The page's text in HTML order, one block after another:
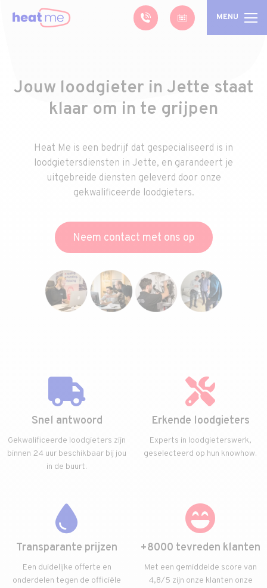
MENU
Jouw loodgieter in Jette staat
klaar om in te grijpen
Heat Me is een bedrijf dat gespecialiseerd is in
loodgietersdiensten in Jette, en garandeert je
uitgebreide diensten geleverd door onze
gekwalificeerde loodgieters.
Neem contact met ons op
Snel antwoord
Gekwalificeerde loodgieters zijn
binnen 24 uur beschikbaar bij jou
in de buurt.
Erkende loodgieters
Experts in loodgieterswerk,
geselecteerd op hun knowhow.
Transparante prijzen
Een duidelijke offerte en
onderdelen tegen de officiële
+8000 tevreden klanten
Met een gemiddelde score van
4,8/5 zijn onze klanten onze